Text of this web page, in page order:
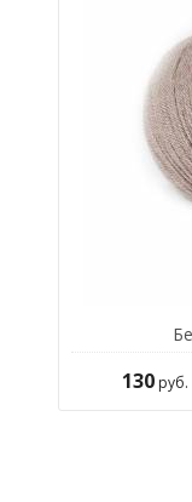
130руб.